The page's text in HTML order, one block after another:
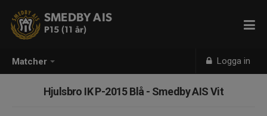
Matcher Logga in
SMEDBY AIS
P15 (11 år)
Hjulsbro IK P-2015 Blå - Smedby AIS Vit